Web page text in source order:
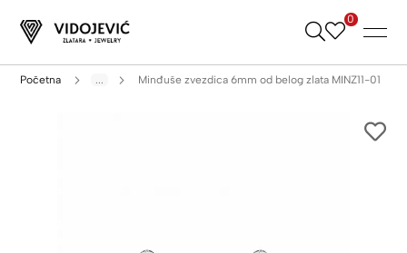
Skip
Content
0
Početna ... Minđuše zvezdica 6mm od belog zlata MINZ11-01